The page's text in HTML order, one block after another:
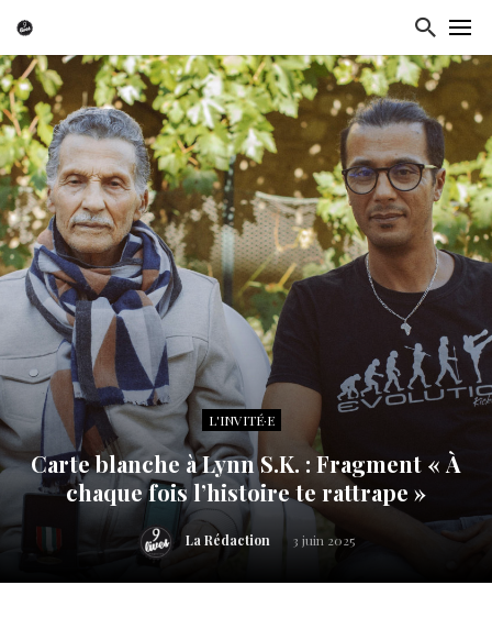
L'INVITÉ·E
Carte blanche à Lynn S.K. : Fragment « À
chaque fois l’histoire te rattrape »
La Rédaction 3 juin 2025